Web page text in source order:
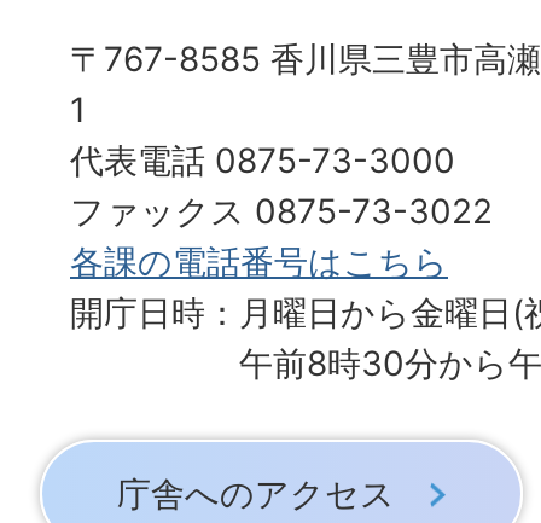
〒767-8585 香川県三豊市高
1
代表電話 0875-73-3000
ファックス 0875-73-3022
各課の電話番号はこちら
開庁日時：月曜日から金曜日(
午前8時30分から
庁舎へのアクセス